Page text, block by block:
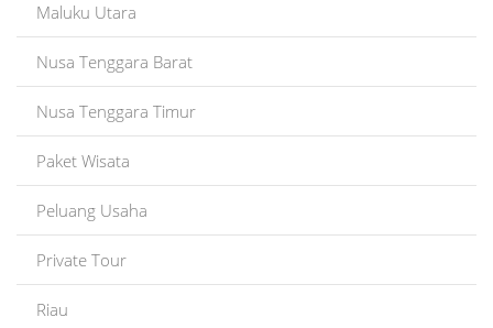
Maluku Utara
Nusa Tenggara Barat
Nusa Tenggara Timur
Paket Wisata
Peluang Usaha
Private Tour
Riau